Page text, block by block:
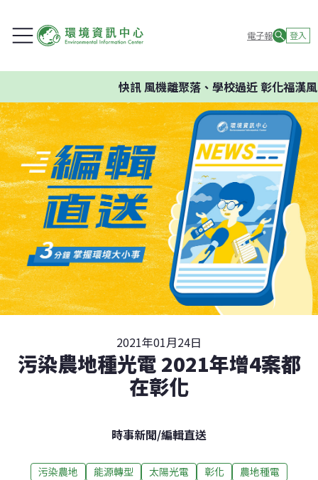
電子報 登入
快訊風機離聚落、學校過近 彰化福漢風
2021年01月24日
污染農地種光電 2021年增4案都
在彰化
時事新聞/編輯直送
污染農地 能源轉型 太陽光電 彰化
農地種電